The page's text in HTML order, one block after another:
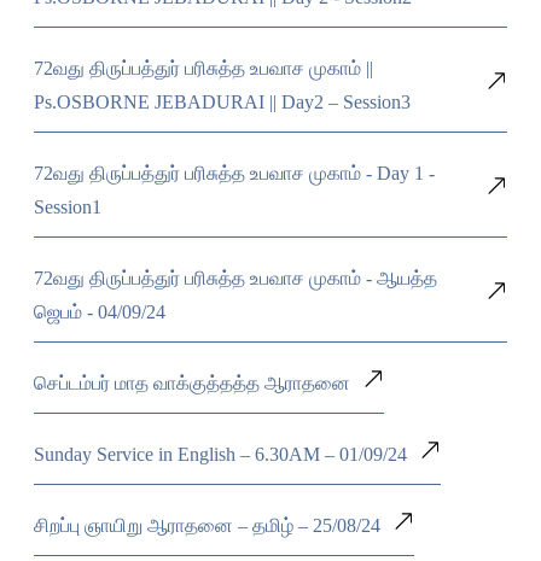
72வது திருப்பத்துர் பரிசுத்த உபவாச முகாம் ||
Ps.OSBORNE JEBADURAI || Day2 – Session3
72வது திருப்பத்துர் பரிசுத்த உபவாச முகாம் - Day 1 -
Session1
72வது திருப்பத்துர் பரிசுத்த உபவாச முகாம் - ஆயத்த
ஜெபம் - 04/09/24
செப்டம்பர் மாத வாக்குத்தத்த ஆராதனை
Sunday Service in English – 6.30AM – 01/09/24
சிறப்பு ஞாயிறு ஆராதனை – தமிழ் – 25/08/24